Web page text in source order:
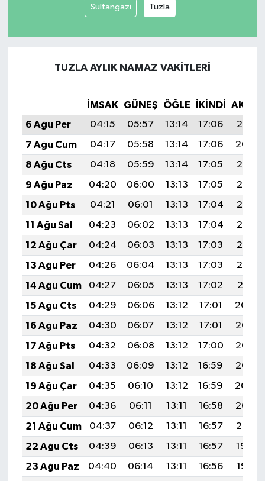
Sultangazi Tuzla
TUZLA AYLIK NAMAZ VAKITLERI
İMSAK GÜNEŞ ÖĞLE İKINDI
6 Ağu Per
04:15 05:57 13:14 17:06
20:21
7 Ağu Cum
04:17 05:58 13:14 17:06
20:20
8 Ağu Cts
04:18 05:59 13:14 17:05
20:18
9 Ağu Paz
04:20 06:00 13:13 17:05
20:17
10 Ağu Pts
04:21 06:01 13:13 17:04
20:16
11 Ağu Sal
04:23 06:02 13:13 17:04
20:15
12 Ağu Çar
04:24 06:03 13:13 17:03
20:13
13 Ağu Per
04:26 06:04 13:13 17:03
20:12
14 Ağu Cum
04:27 06:05 13:13 17:02
20:11
15 Ağu Cts
04:29 06:06 13:12 17:01
20:09
16 Ağu Paz
04:30 06:07 13:12 17:01
20:08
17 Ağu Pts
04:32 06:08 13:12 17:00
20:06
18 Ağu Sal
04:33 06:09 13:12 16:59
20:05
19 Ağu Çar
04:35 06:10 13:12 16:59
20:04
20 Ağu Per
04:36 06:11 13:11 16:58
20:02
21 Ağu Cum
04:37 06:12 13:11 16:57
20:01
22 Ağu Cts
04:39 06:13 13:11 16:57
19:59
23 Ağu Paz
04:40 06:14 13:11 16:56
19:58